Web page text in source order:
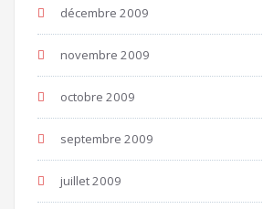
décembre 2009
novembre 2009
octobre 2009
septembre 2009
juillet 2009